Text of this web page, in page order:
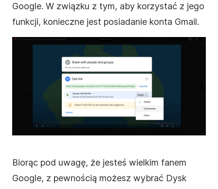
Google. W związku z tym, aby korzystać z jego
funkcji, konieczne jest posiadanie konta Gmail.
Biorąc pod uwagę, że jesteś wielkim fanem
Google, z pewnością możesz wybrać Dysk